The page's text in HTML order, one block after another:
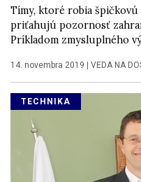
Tímy, ktoré robia špičkovú
priťahujú pozornosť
Príkladom zmysluplného
14. novembra 2019 VEDA NA
TECHNIKA